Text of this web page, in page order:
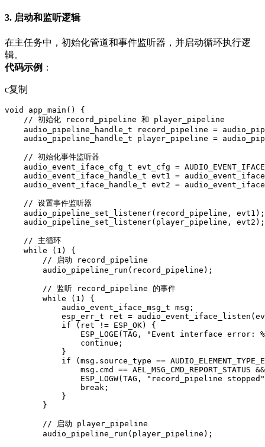
3. 启动和监听逻辑
在主任务中，初始化管道和事件监听器，并启动循环执行逻
辑。
代码示例 ：
c复制
void app_main() {
    // 初始化 record_pipeline 和 player_pipeline
audio_pipeline_handle_t record_pipeline =
audio_pipeline_handle_t player_pipeline =
    // 初始化事件监听器
audio_event_iface_cfg_t evt_cfg =
audio_event_iface_handle_t evt1 =
audio_event_iface_handle_t evt2 =
    // 设置事件监听器
    audio_pipeline_set_listener(record_pipeline, evt1);
    audio_pipeline_set_listener(player_pipeline, evt2);
    // 主循环
    while (1) {
        // 启动 record_pipeline
        audio_pipeline_run(record_pipeline);
        // 监听 record_pipeline 的事件
        while (1) {
            audio_event_iface_msg_t msg;
esp_err_t ret =
            if (ret != ESP_OK) {
ESP_LOGE(TAG, "Event interface error:
                continue;
            }
if (msg.source_type ==
msg.cmd == AEL_MSG_CMD_REPORT_STATUS
ESP_LOGW(TAG, "record_pipeline
                break;
            }
        }
        // 启动 player_pipeline
        audio_pipeline_run(player_pipeline);